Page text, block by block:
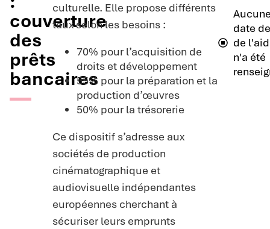
couverture
des
prêts
bancaires
culturelle. Elle propose différents
taux selon les besoins :
70% pour l’acquisition de
droits et développement
55% pour la préparation et la
production d’œuvres
50% pour la trésorerie
Ce dispositif s’adresse aux
sociétés de production
cinématographique et
audiovisuelle indépendantes
européennes cherchant à
sécuriser leurs emprunts
date
de
n'a été